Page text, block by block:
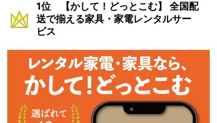
1位 【かして！どっとこむ】 全国配
送で揃える家具・家電レンタルサー
ビス